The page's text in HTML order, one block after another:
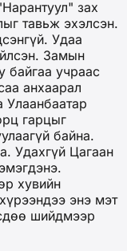
зах
тавьж эхэлсэн.
Удаа
Замын
байгаа учраас
анхаарал
гарцыг
байна.
Удахгүй Цагаан
хувийн
энэ мэт
шийдмээр